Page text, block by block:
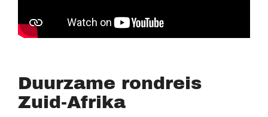
Duurzame rondreis
Zuid-Afrika